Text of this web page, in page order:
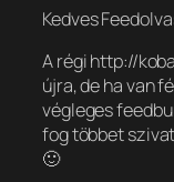
Kedves
A régi http://
újra, de ha van
végleges
fog többet
🙂